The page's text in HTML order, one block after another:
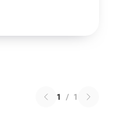
1 / 1